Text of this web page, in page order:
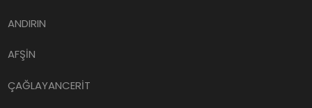
ANDIRIN
AFŞİN
ÇAĞLAYANCERİT